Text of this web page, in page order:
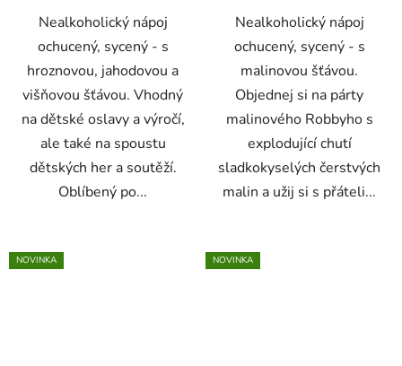
Nealkoholický nápoj
ochucený, sycený - s
hroznovou, jahodovou a
višňovou šťávou. Vhodný
na dětské oslavy a výročí,
ale také na spoustu
dětských her a soutěží.
Oblíbený po...
Nealkoholický nápoj
ochucený, sycený - s
malinovou šťávou.
Objednej si na párty
malinového Robbyho s
explodující chutí
sladkokyselých čerstvých
malin a užij si s přáteli...
NOVINKA NOVINKA